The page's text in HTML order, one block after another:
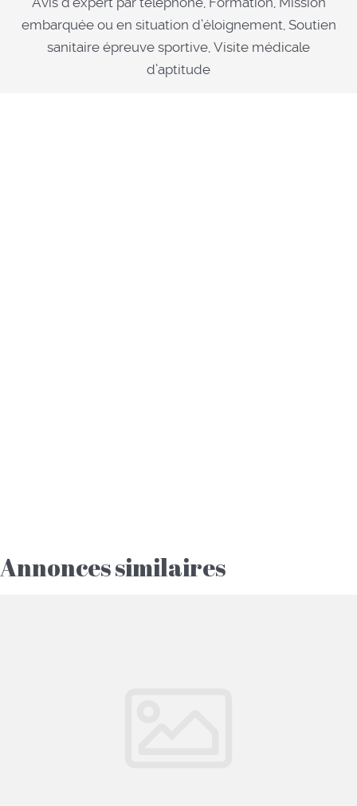
embarquée ou en situation d’éloignement, Soutien
sanitaire épreuve sportive, Visite médicale
d’aptitude
Annonces similaires